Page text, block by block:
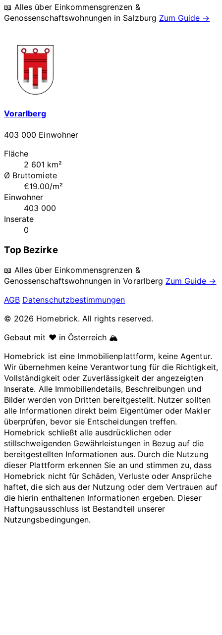
📖 Alles über Einkommensgrenzen &
Genossenschaftswohnungen in Salzburg Zum Guide →
Vorarlberg
403 000 Einwohner
Fläche
2 601 km²
Ø Bruttomiete
€19.00/m²
Einwohner
403 000
Inserate
0
Top Bezirke
📖 Alles über Einkommensgrenzen &
Genossenschaftswohnungen inVorarlberg Zum Guide →
AGB Datenschutzbestimmungen
© 2026 Homebrick. All rights reserved.
Gebaut mit ❤️ in Österreich 🏔️
Homebrick ist eine Immobilienplattform, keine Agentur.
Wir übernehmen keine Verantwortung für die Richtigkeit,
Vollständigkeit oder Zuverlässigkeit der angezeigten
Inserate. Alle Immobiliendetails, Beschreibungen und
Bilder werden von Dritten bereitgestellt. Nutzer sollten
alle Informationen direkt beim Eigentümer oder Makler
überprüfen, bevor sie Entscheidungen treffen.
Homebrick schließt alle ausdrücklichen oder
stillschweigenden Gewährleistungen in Bezug auf die
bereitgestellten Informationen aus. Durch die Nutzung
dieser Plattform erkennen Sie an und stimmen zu, dass
Homebrick nicht für Schäden, Verluste oder Ansprüche
haftet, die sich aus der Nutzung oder dem Vertrauen auf
die hierin enthaltenen Informationen ergeben. Dieser
Haftungsausschluss ist Bestandteil unserer
Nutzungsbedingungen.